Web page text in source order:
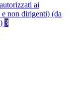
ai
non dirigenti) (da
3